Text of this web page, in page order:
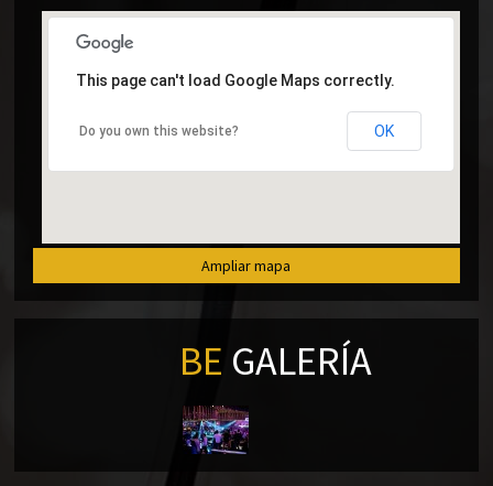
This page can't load Google Maps correctly.
Do you own this website? OK
Ampliar mapa
BE GALERÍA